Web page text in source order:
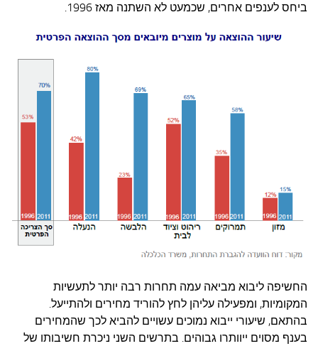
ביחס לענפים אחרים, שכמעט לא השתנה מאז 1996.
החשיפה ליבוא מביאה עמה תחרות רבה יותר לתעשיות
המקומיות, ומפעילה עליהן לחץ להוריד מחירים ולהתייעל.
בהתאם, שיעורי ייבוא נמוכים עשויים להביא לכך שהמחירים
בענף מסוים ייוותרו גבוהים. בתרשים השני ניכרת חשיבותו של